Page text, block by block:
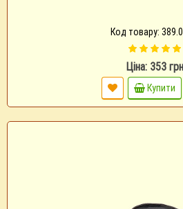
Код товару:
Ціна: 353 грн
Купити